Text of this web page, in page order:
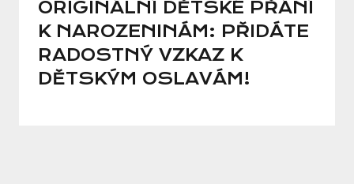
ORIGINÁLNÍ DĚTSKÉ PŘÁNÍ
K NAROZENINÁM: PŘIDÁTE
RADOSTNÝ VZKAZ K
DĚTSKÝM OSLAVÁM!